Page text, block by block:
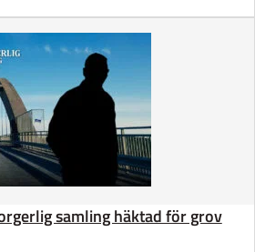
samling häktad för grov